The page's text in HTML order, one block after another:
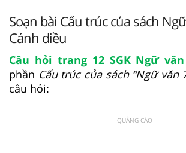
Soạn bài Cấu trúc của sách
Cánh diều
Câu hỏi trang 12 SGK Ngữ
phần Cấu trúc của sách “Ngữ văn
câu hỏi:
QUẢNG CÁO